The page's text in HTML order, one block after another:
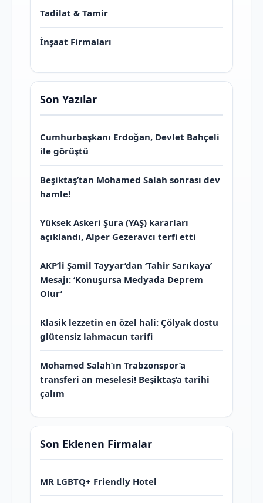
Tadilat & Tamir
İnşaat Firmaları
Son Yazılar
Cumhurbaşkanı Erdoğan, Devlet Bahçeli
ile görüştü
Beşiktaş’tan Mohamed Salah sonrası dev
hamle!
Yüksek Askeri Şura (YAŞ) kararları
açıklandı, Alper Gezeravcı terfi etti
AKP’li Şamil Tayyar’dan ‘Tahir Sarıkaya’
Mesajı: ‘Konuşursa Medyada Deprem
Olur’
Klasik lezzetin en özel hali: Çölyak dostu
glütensiz lahmacun tarifi
Mohamed Salah’ın Trabzonspor’a
transferi an meselesi! Beşiktaş’a tarihi
çalım
Son Eklenen Firmalar
MR LGBTQ+ Friendly Hotel